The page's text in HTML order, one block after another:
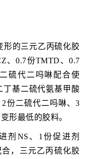
形的三元乙丙硫化胶
、0.7份TMTD、0.7
硫代二吗啉配合使
丁基二硫代氨基甲酸
份二硫代二吗啉、3
形最低的胶料。
剂NS、1份促进剂
，三元乙丙硫化胶